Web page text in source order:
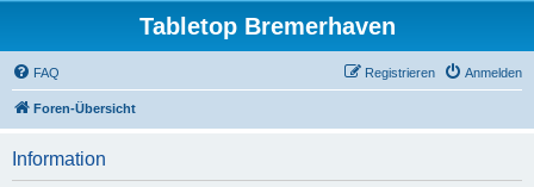
Tabletop Bremerhaven
FAQ Anmelden
Registrieren
Foren-Übersicht
Information